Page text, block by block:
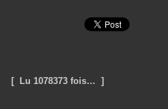
[ Lu 1078373 fois… ]